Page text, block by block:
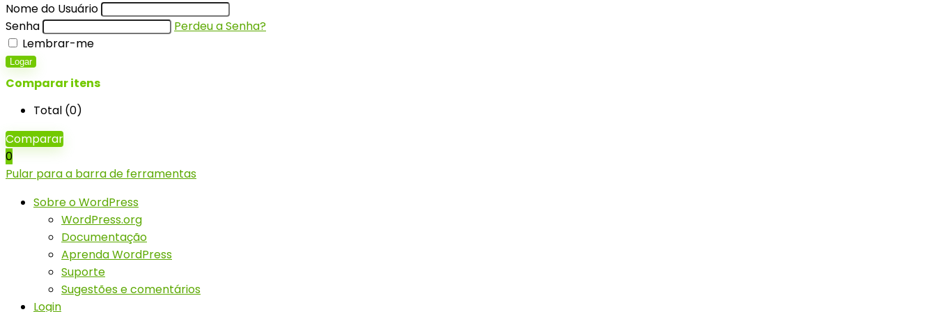
Nome do Usuário
Senha
Perdeu a Senha?
Lembrar-me
Logar
Comparar itens
Total (0)
Comparar
0
Pular para a barra de ferramentas
Sobre o WordPress
WordPress.org
Documentação
Aprenda WordPress
Suporte
Sugestões e comentários
Login